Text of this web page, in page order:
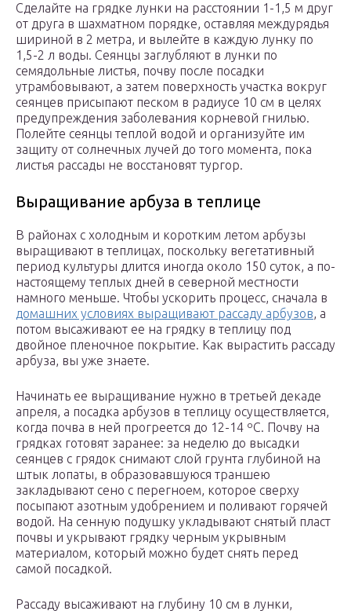
Сделайте на грядке лунки на расстоянии 1-1,5 м друг
от друга в шахматном порядке, оставляя междурядья
шириной в 2 метра, и вылейте в каждую лунку по
1,5-2 л воды. Сеянцы заглубляют в лунки по
семядольные листья, почву после посадки
утрамбовывают, а затем поверхность участка вокруг
сеянцев присыпают песком в радиусе 10 см в целях
предупреждения заболевания корневой гнилью.
Полейте сеянцы теплой водой и организуйте им
защиту от солнечных лучей до того момента, пока
листья рассады не восстановят тургор.
Выращивание арбуза в теплице
В районах с холодным и коротким летом арбузы
выращивают в теплицах, поскольку вегетативный
период культуры длится иногда около 150 суток, а по-
настоящему теплых дней в северной местности
намного меньше. Чтобы ускорить процесс, сначала в
домашних условиях выращивают рассаду арбузов, а
потом высаживают ее на грядку в теплицу под
двойное пленочное покрытие. Как вырастить рассаду
арбуза, вы уже знаете.
Начинать ее выращивание нужно в третьей декаде
апреля, а посадка арбузов в теплицу осуществляется,
когда почва в ней прогреется до 12-14 ºC. Почву на
грядках готовят заранее: за неделю до высадки
сеянцев с грядок снимают слой грунта глубиной на
штык лопаты, в образовавшуюся траншею
закладывают сено с перегноем, которое сверху
посыпают азотным удобрением и поливают горячей
водой. На сенную подушку укладывают снятый пласт
почвы и укрывают грядку черным укрывным
материалом, который можно будет снять перед
самой посадкой.
Рассаду высаживают на глубину 10 см в лунки,